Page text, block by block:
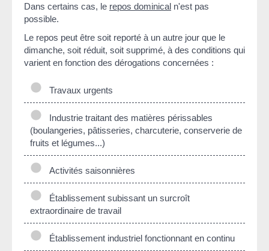
Dans certains cas, le repos dominical n'est pas
possible.
Le repos peut être soit reporté à un autre jour que le
dimanche, soit réduit, soit supprimé, à des conditions qui
varient en fonction des dérogations concernées :
Travaux urgents
Industrie traitant des matières périssables
(boulangeries, pâtisseries, charcuterie, conserverie de
fruits et légumes...)
Activités saisonnières
Établissement subissant un surcroît
extraordinaire de travail
Établissement industriel fonctionnant en continu